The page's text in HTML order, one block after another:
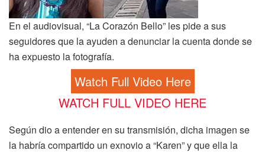
En el audiovisual, “La Corazón Bello” les pide a sus
seguidores que la ayuden a denunciar la cuenta donde se
ha expuesto la fotografía.
Watch Full Video Here
WATCH FULL VIDEO HERE
Según dio a entender en su transmisión, dicha imagen se
la habría compartido un exnovio a “Karen” y que ella la